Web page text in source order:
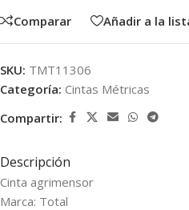
Comparar
Añadir a la
SKU: TMT11306
Categoría: Cintas Métricas
Compartir:
Descripción
Cinta agrimensor
Marca: Total